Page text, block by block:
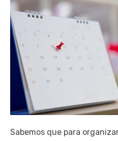
Sabemos que para